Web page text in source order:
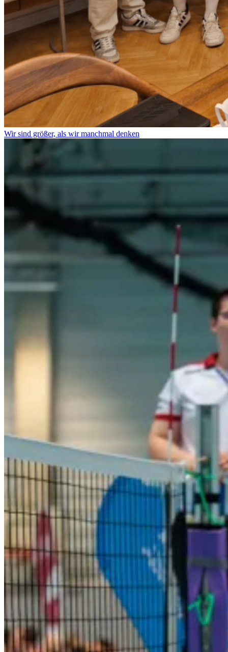
Wir sind größer, als wir manchmal denken